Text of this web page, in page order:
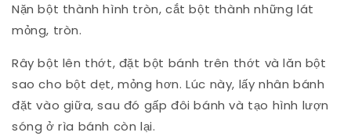
Nặn bột thành hình tròn, cắt bột thành những lát
mỏng, tròn.
Rây bột lên thớt, đặt bột bánh trên thớt và lăn bột
sao cho bột dẹt, mỏng hơn. Lúc này, lấy nhân bánh
đặt vào giữa, sau đó gấp đôi bánh và tạo hình lượn
sóng ở rìa bánh còn lại.